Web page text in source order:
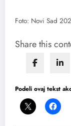
Foto: Novi Sad
Share this
Podeli ovaj tekst